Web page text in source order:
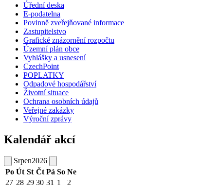
Úřední deska
E-podatelna
Povinně zveřejňované informace
Zastupitelstvo
Grafické znázornění rozpočtu
Územní plán obce
Vyhlášky a usnesení
CzechPoint
POPLATKY
Odpadové hospodářství
Životní situace
Ochrana osobních údajů
Veřejné zakázky
Výroční zprávy
Kalendář akcí
Srpen2026
Po Út St Čt Pá So Ne
27 28 29 30 31 1
2